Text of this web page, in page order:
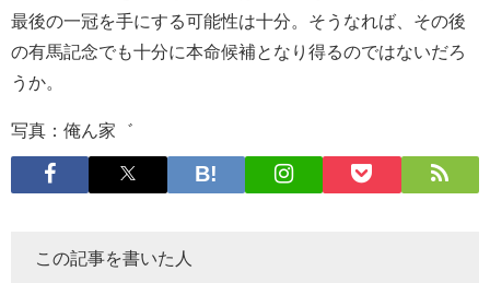
最後の一冠を手にする可能性は十分。そうなれば、その後
の有馬記念でも十分に本命候補となり得るのではないだろ
うか。
写真：俺ん家゛
この記事を書いた人